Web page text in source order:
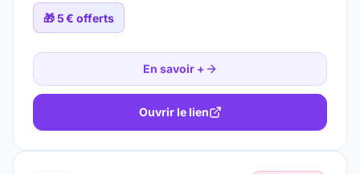
🎁5 € offerts
En savoir +
Ouvrir le lien